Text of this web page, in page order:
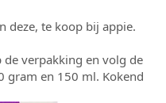
deze, te koop bij appie.
verpakking en volg de
gram en 150 ml. Kokend